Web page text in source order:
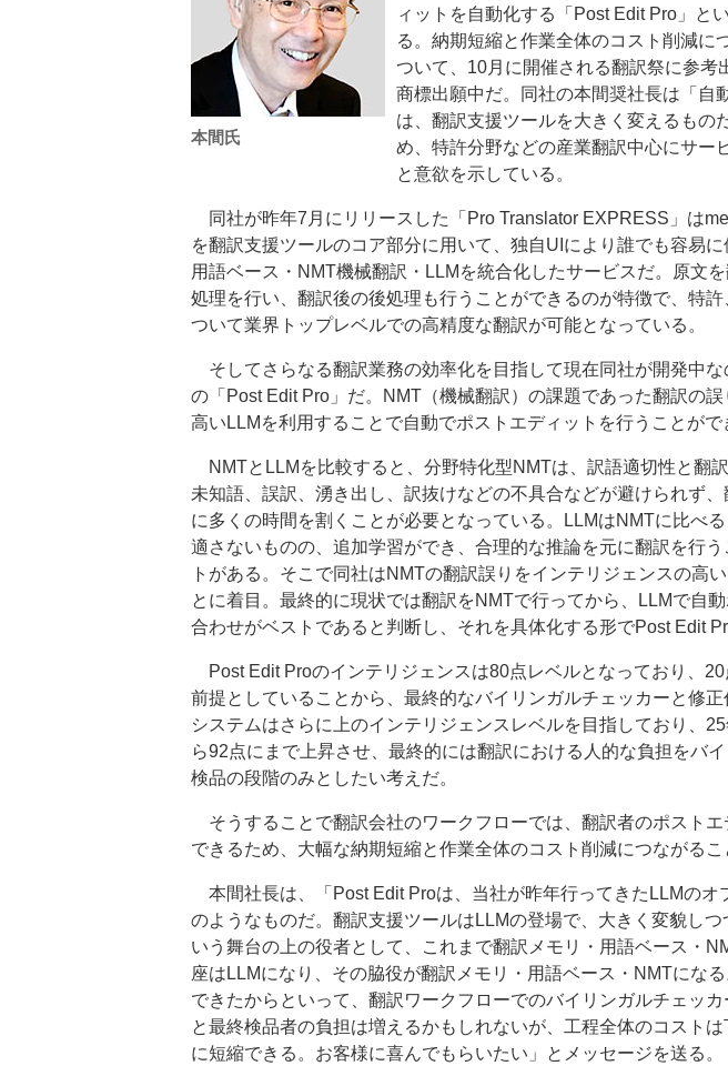
本間氏
ィットを自動化する「Post Edit Pro」と
る。納期短縮と作業全体のコスト削減に
ついて、10月に開催される翻訳祭に参考
商標出願中だ。同社の本間奨社長は「自
は、翻訳支援ツールを大きく変えるもの
め、特許分野などの産業翻訳中心にサー
と意欲を示している。
同社が昨年7月にリリースした「Pro Translator EXPRESS」は
を翻訳支援ツールのコア部分に用いて、独自UIにより誰でも容易に
用語ベース・NMT機械翻訳・LLMを統合化したサービスだ。原文
処理を行い、翻訳後の後処理も行うことができるのが特徴で、特
ついて業界トップレベルでの高精度な翻訳が可能となっている。
そしてさらなる翻訳業務の効率化を目指して現在同社が開発中
の「Post Edit Pro」だ。NMT（機械翻訳）の課題であった翻訳の
高いLLMを利用することで自動でポストエディットを行うことがで
NMTとLLMを比較すると、分野特化型NMTは、訳語適切性と翻訳
未知語、誤訳、湧き出し、訳抜けなどの不具合などが避けられず
に多くの時間を割くことが必要となっている。LLMはNMTに比べ
適さないものの、追加学習ができ、合理的な推論を元に翻訳を行
トがある。そこで同社はNMTの翻訳誤りをインテリジェンスの高
とに着目。最終的に現状では翻訳をNMTで行ってから、LLMで自
合わせがベストであると判断し、それを具体化する形でPost Edit
Post Edit Proのインテリジェンスは80点レベルとなっており、
前提としていることから、最終的なバイリンガルチェッカーと修
システムはさらに上のインテリジェンスレベルを目指しており、
ら92点にまで上昇させ、最終的には翻訳における人的な負担をバ
検品の段階のみとしたい考えだ。
そうすることで翻訳会社のワークフローでは、翻訳者のポスト
できるため、大幅な納期短縮と作業全体のコスト削減につながるこ
本間社長は、「Post Edit Proは、当社が昨年行ってきたLLMのオ
のようなものだ。翻訳支援ツールはLLMの登場で、大きく変貌し
いう舞台の上の役者として、これまで翻訳メモリ・用語ベース・
座はLLMになり、その脇役が翻訳メモリ・用語ベース・NMTにな
できたからといって、翻訳ワークフローでのバイリンガルチェッ
と最終検品者の負担は増えるかもしれないが、工程全体のコスト
に短縮できる。お客様に喜んでもらいたい」とメッセージを送る。